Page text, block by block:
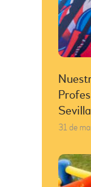
Sevilla
31 de